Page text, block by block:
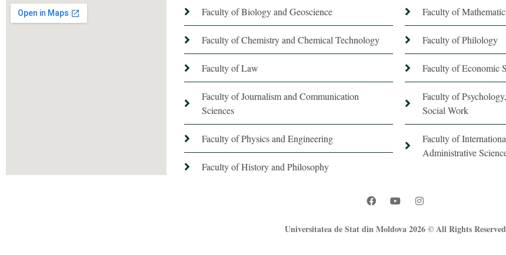
Faculty of Biology and Geoscience
Faculty of Chemistry and Chemical Technology
Faculty of Law
Faculty of Journalism and Communication
Sciences
Faculty of Physics and Engineering
Faculty of History and Philosophy
Faculty of
Faculty of Philology
Faculty of Economic
Faculty of
Social Work
Faculty of
Administrative
Universitatea de Stat din Moldova 2026 © All Rights Reserved